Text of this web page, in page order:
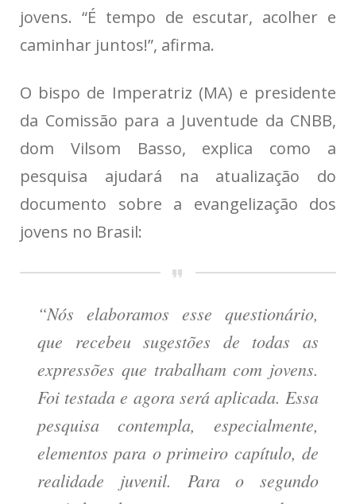
jovens. “É tempo de escutar, acolher e
caminhar juntos!”, afirma.
O bispo de Imperatriz (MA) e presidente
da Comissão para a Juventude da CNBB,
dom Vilsom Basso, explica como a
pesquisa ajudará na atualização do
documento sobre a evangelização dos
jovens no Brasil:
“Nós elaboramos esse questionário,
que recebeu sugestões de todas as
expressões que trabalham com jovens.
Foi testada e agora será aplicada. Essa
pesquisa contempla, especialmente,
elementos para o primeiro capítulo, de
realidade juvenil. Para o segundo